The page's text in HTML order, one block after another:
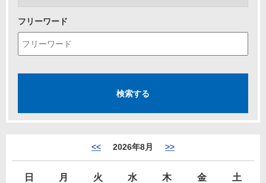
フリーワード
<< 2026年8月 >>
日 月 火 水 木 金
土